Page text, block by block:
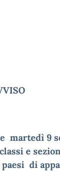
martedì 9
e
di